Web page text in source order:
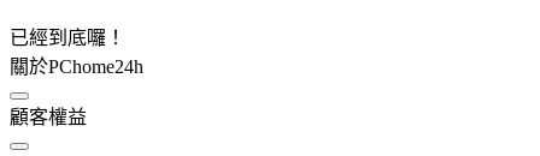
已經到底囉！
關於PChome24h
顧客權益